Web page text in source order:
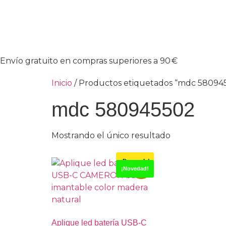
Envío gratuito en compras superiores a 90 €
Inicio / Productos etiquetados “mdc
mdc 580945502
Mostrando el único resultado
-15%
¡Destacado!
¡Novedad!
Aplique led batería USB-C